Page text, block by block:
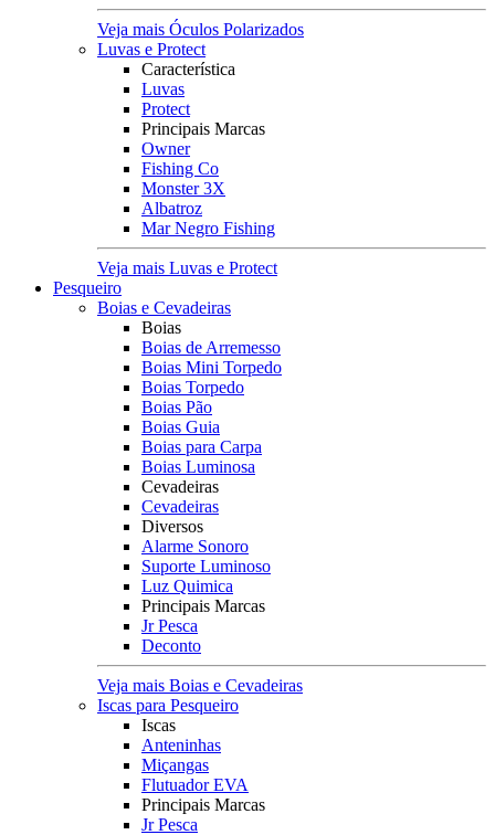
Veja mais Óculos Polarizados
Luvas e Protect
Característica
Luvas
Protect
Principais Marcas
Owner
Fishing Co
Monster 3X
Albatroz
Mar Negro Fishing
Veja mais Luvas e Protect
Pesqueiro
Boias e Cevadeiras
Boias
Boias de Arremesso
Boias Mini Torpedo
Boias Torpedo
Boias Pão
Boias Guia
Boias para Carpa
Boias Luminosa
Cevadeiras
Cevadeiras
Diversos
Alarme Sonoro
Suporte Luminoso
Luz Quimica
Principais Marcas
Jr Pesca
Deconto
Veja mais Boias e Cevadeiras
Iscas para Pesqueiro
Iscas
Anteninhas
Miçangas
Flutuador EVA
Principais Marcas
Jr Pesca